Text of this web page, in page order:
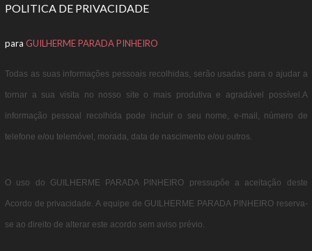
POLITICA DE PRIVACIDADE
para GUILHERME PARADA PINHEIRO
Todas as suas informações pessoais recolhidas, serão usadas para o ajudar a
tornar a sua visita no nosso site o mais produtiva e agradável possível.A
informação pessoal recolhida pode incluir o seu nome, e-mail, número de
telefone e/ou telemóvel, morada, data de nascimento e/ou outros.
O uso do GUILHERME PARADA PINHEIRO pressupõe a aceitação deste
Acordo de privacidade. A equipe de GUILHERME PARADA PINHEIRO reserva-
se ao direito de alterar este acordo sem aviso prévio.